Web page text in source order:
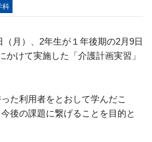
科
（月）、 2年生が１年後期の2月9日
かけて実施した「介護計画実習」
た利用者をとおして学んだこ
後の課題に繋げることを目的と